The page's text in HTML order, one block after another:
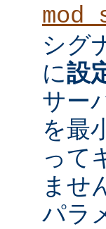
シグ
に設
サー
を最
って
ませ
パラ